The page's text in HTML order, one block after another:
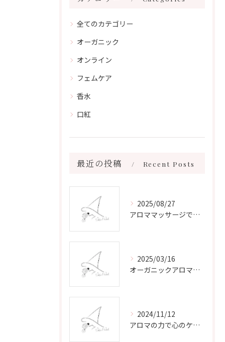
全てのカテゴリー
オーガニック
オンライン
フェムケア
香水
口紅
最近の投稿 Recent Posts
2025/08/27
アロママッサージで叶える心身リラックスと健康維持の新習慣ガイド
2025/03/16
オーガニックアロマで心と体を癒す
2024/11/12
アロマの力で心のケアをする方法